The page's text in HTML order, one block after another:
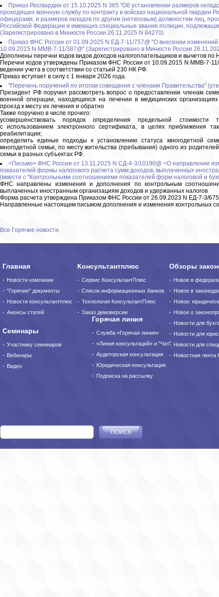
Приказ Росгвардии от 15.10.2025 N 365 "Об установлении размеров
проходящих военную службу по контракту в войсках национальной
офицерами, и размеров окладов по другим (нетиповым) должностям лиц,
Российской Федерации и имеющих специальные звания полиции,
(Зарегистрировано в Минюсте России 26.11.2025 N 84270)
Приказ ФНС России от 01.09.2025 N ЕД-7-11/757@ "О внесении
10.09.2015 N ММВ-7-11/387@" (Зарегистрировано в Минюсте России
Дополнены перечни кодов видов доходов налогоплательщиков и вычетов по
Перечни кодов утверждены Приказом ФНС России от 10.09.2015 N ММВ-7-
ведении учета в соответствии со статьей 230 НК РФ.
Приказ вступает в силу с 1 января 2026 года.
"Перечень поручений по итогам совещания с членами Правительства"
Президент РФ поручил рассмотреть вопрос о предоставлении членам
военной операции, находящихся на лечении в медицинских
проезд к месту их лечения и обратно
Также поручено в числе прочего:
усовершенствовать порядок определения предельной стоимости
с использованием электронного сертификата, в целях приближения
реабилитации;
определить единые подходы к установлению статуса многодетной
многодетной семьи, по месту жительства (пребывания) одного из
семьи в разных субъектах РФ.
<Письмо> ФНС России от 13.11.2025 N СД-4-3/10190@ <О направлении
показателей формы налогового расчета сумм доходов, выплаченных
(вместе с "Контрольными соотношениями показателей форм налоговой и
ФНС направлены изменения и дополнения по контрольным
выплаченных иностранным организациям доходов и удержанных налогов
Форма расчета утверждена Приказом ФНС России от 26.09.2023 N ЕД-7-3/
Направленные настоящим письмом дополнения и изменения контрольных
Все Горячие новости.
Главная
Новости компании
"Горячие" документы
Новости консультантплюс
Анонсы статей
Консультантплюс
Сервис КонсультантПлюс
Список информационных банков
Технология КонсультантПлюс
Заказ демоверсии
Обзоры
Новое в
Новое в
Новое:
Новое о
Новости для
Новости для
Новости для
Новостная лента
Горячая линия
Служба «Горячая линия»
«Линия консультаций» и "Чат"
Аудиторская консультация
Юридическая консультация
Подписка на рассылку
Семинары
Участнику семинаров
Вебинары
Видео